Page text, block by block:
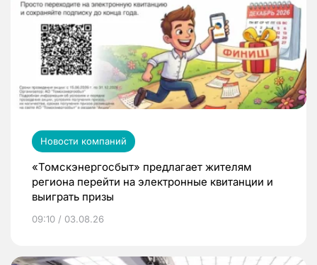
Новости компаний
«Томскэнергосбыт» предлагает жителям
региона перейти на электронные квитанции и
выиграть призы
09:10 / 03.08.26